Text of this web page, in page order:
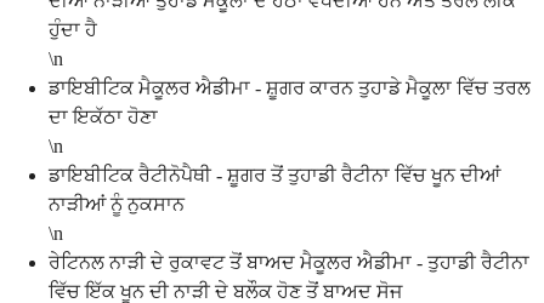
ਹੁੰਦਾ ਹੈ
\n
ਡਾਇਬੀਟਿਕ ਮੈਕੂਲਰ ਐਡੀਮਾ - ਸ਼ੂਗਰ ਕਾਰਨ ਤੁਹਾਡੇ ਮੈਕੂਲਾ ਵਿੱਚ ਤਰਲ
ਦਾ ਇਕੱਠਾ ਹੋਣਾ
\n
ਡਾਇਬੀਟਿਕ ਰੈਟੀਨੋਪੈਥੀ - ਸ਼ੂਗਰ ਤੋਂ ਤੁਹਾਡੀ ਰੈਟੀਨਾ ਵਿੱਚ ਖੂਨ ਦੀਆਂ
ਨਾੜੀਆਂ ਨੂੰ ਨੁਕਸਾਨ
\n
ਰੇਟਿਨਲ ਨਾੜੀ ਦੇ ਰੁਕਾਵਟ ਤੋਂ ਬਾਅਦ ਮੈਕੂਲਰ ਐਡੀਮਾ - ਤੁਹਾਡੀ ਰੈਟੀਨਾ
ਵਿੱਚ ਇੱਕ ਖੂਨ ਦੀ ਨਾੜੀ ਦੇ ਬਲੌਕ ਹੋਣ ਤੋਂ ਬਾਅਦ ਸੋਜ